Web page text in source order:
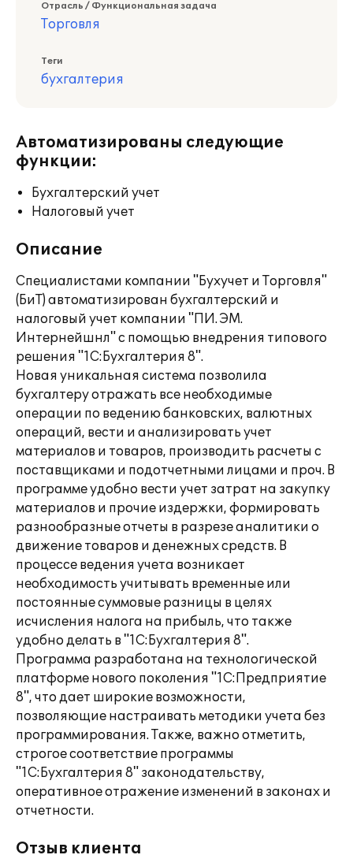
Отрасль / Функциональная задача
Торговля
Теги
бухгалтерия
Автоматизированы следующие
функции:
Бухгалтерский учет
Налоговый учет
Описание
Специалистами компании "Бухучет и Торговля"
(БиТ) автоматизирован бухгалтерский и
налоговый учет компании "ПИ. ЭМ.
Интернейшнл" с помощью внедрения типового
решения "1С:Бухгалтерия 8".
Новая уникальная система позволила
бухгалтеру отражать все необходимые
операции по ведению банковских, валютных
операций, вести и анализировать учет
материалов и товаров, производить расчеты с
поставщиками и подотчетными лицами и проч. В
программе удобно вести учет затрат на закупку
материалов и прочие издержки, формировать
разнообразные отчеты в разрезе аналитики о
движение товаров и денежных средств. В
процессе ведения учета возникает
необходимость учитывать временные или
постоянные суммовые разницы в целях
исчисления налога на прибыль, что также
удобно делать в "1С:Бухгалтерия 8".
Программа разработана на технологической
платформе нового поколения "1С:Предприятие
8", что дает широкие возможности,
позволяющие настраивать методики учета без
программирования. Также, важно отметить,
строгое соответствие программы
"1С:Бухгалтерия 8" законодательству,
оперативное отражение изменений в законах и
отчетности.
Отзыв клиента